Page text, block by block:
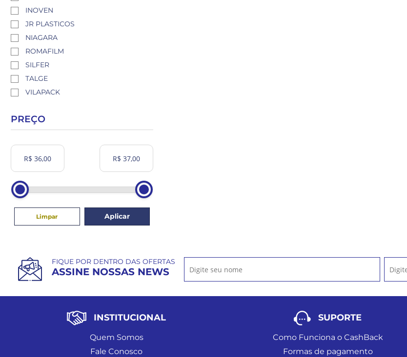
INOVEN
JR PLASTICOS
NIAGARA
ROMAFILM
SILFER
TALGE
VILAPACK
PREÇO
Limpar Aplicar
FIQUE POR DENTRO DAS OFERTAS
ASSINE NOSSAS NEWS
INSTITUCIONAL
Quem Somos
Fale Conosco
SUPORTE
Como Funciona o CashBack
Formas de pagamento